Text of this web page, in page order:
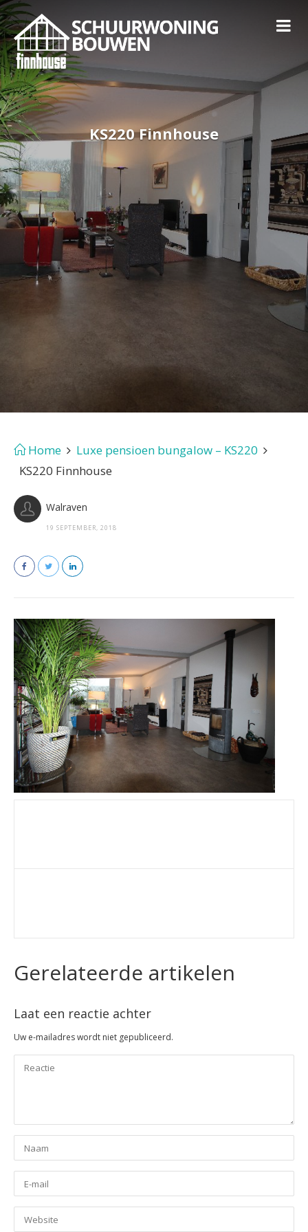
KS220 Finnhouse
Home
Luxe pensioen bungalow – KS220
KS220 Finnhouse
Walraven
19 SEPTEMBER, 2018
Gerelateerde artikelen
Laat een reactie achter
Uw e-mailadres wordt niet gepubliceerd.